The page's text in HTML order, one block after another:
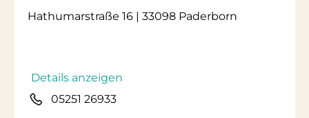
Hathumarstraße 16 | 33098 Paderborn
Details anzeigen
05251 26933